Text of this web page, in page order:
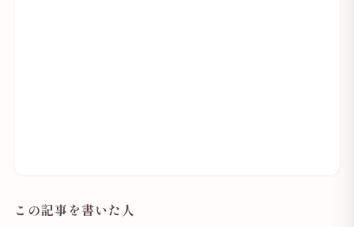
この記事を書いた人